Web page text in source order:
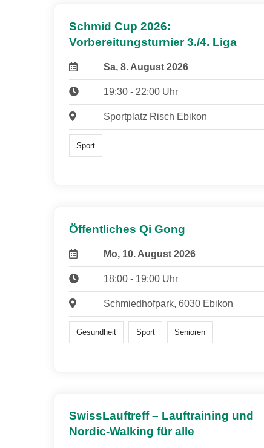
Schmid Cup 2026:
Vorbereitungsturnier 3./4. Liga
Sa, 8. August 2026
19:30 - 22:00 Uhr
Sportplatz Risch Ebikon
Sport
Öffentliches Qi Gong
Mo, 10. August 2026
18:00 - 19:00 Uhr
Schmiedhofpark, 6030 Ebikon
Gesundheit Sport Senioren
SwissLauftreff – Lauftraining und
Nordic-Walking für alle